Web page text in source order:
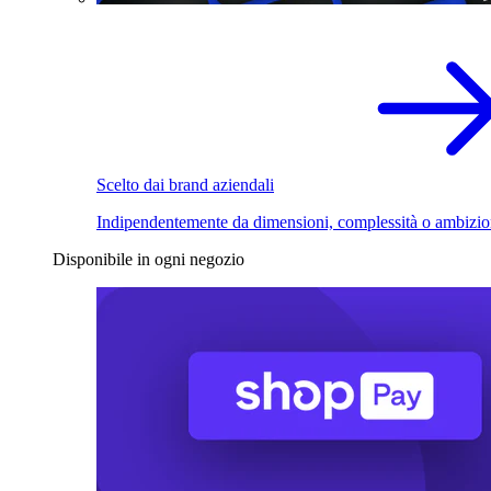
Scelto dai brand aziendali
Indipendentemente da dimensioni, complessità o
Disponibile in ogni negozio